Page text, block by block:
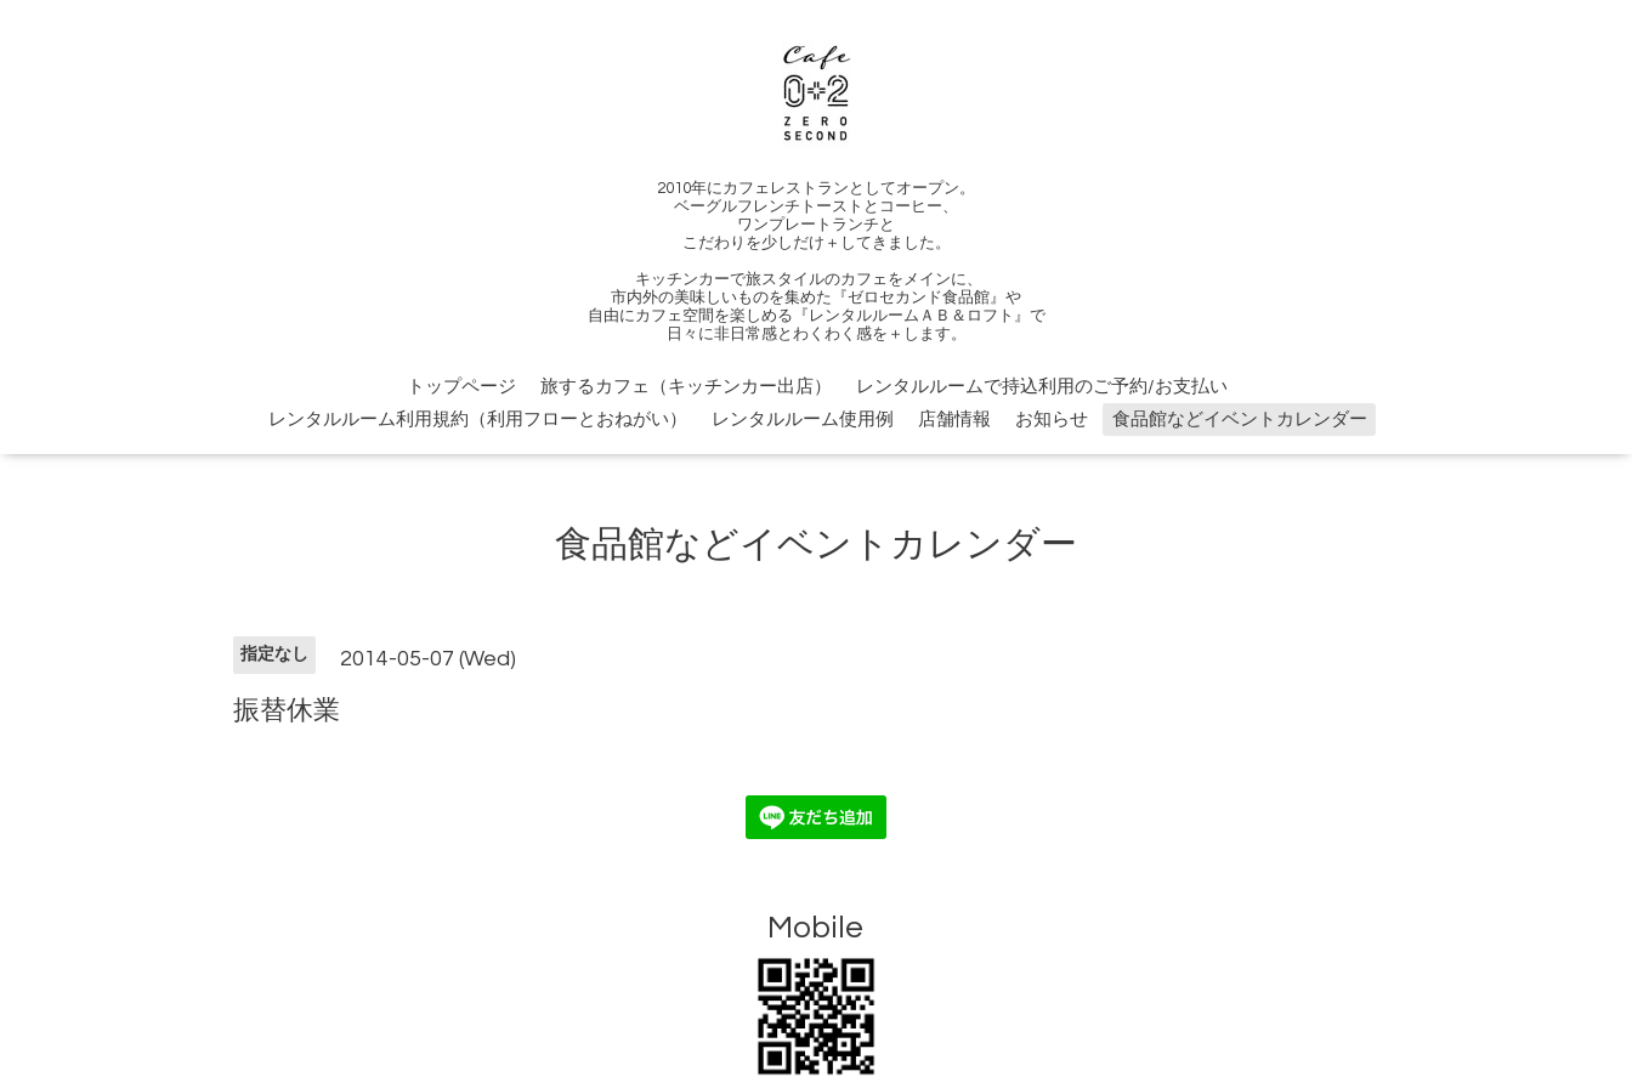
2010年にカフェレストランとしてオープン。
ベーグルフレンチトーストとコーヒー、
ワンプレートランチと
こだわりを少しだけ＋してきました。
キッチンカーで旅スタイルのカフェをメインに、
市内外の美味しいものを集めた『ゼロセカンド食品館』や
自由にカフェ空間を楽しめる『レンタルルームＡＢ＆ロフト』で
日々に非日常感とわくわく感を＋します。
トップページ 旅するカフェ（キッチンカー出店）
レンタルルームで持込利用のご予約/お支払い
レンタルルーム利用規約（利用フローとおねがい）
レンタルルーム使用例 店舗情報 お知らせ 食品館などイベントカレンダー
食品館などイベントカレンダー
指定なし 2014-05-07 (Wed)
振替休業
Mobile